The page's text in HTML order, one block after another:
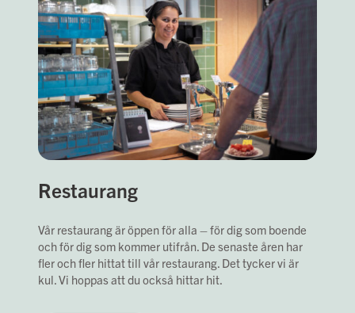
Restaurang
Vår restaurang är öppen för alla – för dig som boende
och för dig som kommer utifrån. De senaste åren har
fler och fler hittat till vår restaurang. Det tycker vi är
kul. Vi hoppas att du också hittar hit.